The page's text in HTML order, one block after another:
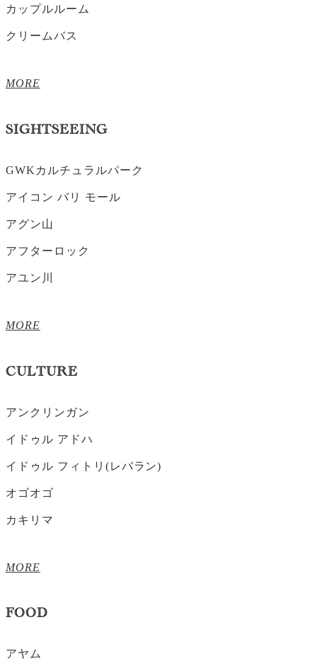
カップルルーム
クリームバス
MORE
SIGHTSEEING
GWKカルチュラルパーク
アイコン バリ モール
アグン山
アフターロック
アユン川
MORE
CULTURE
アンクリンガン
イドゥル アドハ
イドゥル フィトリ(レバラン)
オゴオゴ
カキリマ
MORE
FOOD
アヤム